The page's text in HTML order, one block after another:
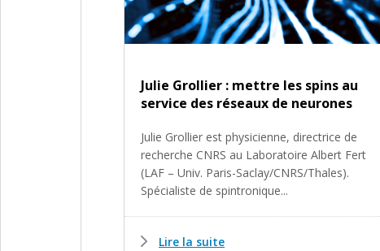
Julie Grollier : mettre les spins au
service des réseaux de neurones
Julie Grollier est physicienne, directrice de
recherche CNRS au Laboratoire Albert Fert
(LAF – Univ. Paris-Saclay/CNRS/Thales).
Spécialiste de spintronique...
Lire la suite